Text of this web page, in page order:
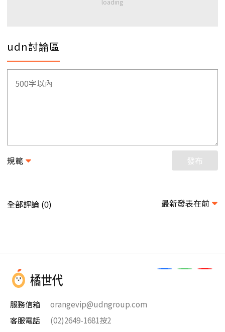
udn討論區
規範 發布
全部評論 (0) 最新發表在前
服務信箱
orangevip@udngroup.com
客服電話
(02)2649-1681按2